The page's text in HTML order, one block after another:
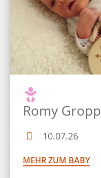
Romy Gropp
10.07.26
MEHR ZUM BABY